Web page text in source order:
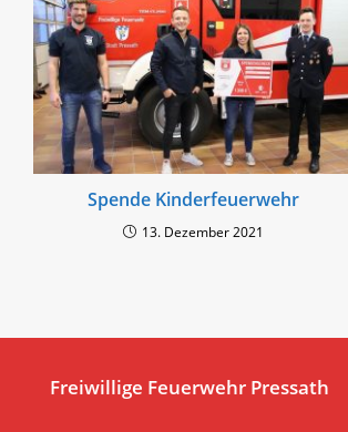
Spende Kinderfeuerwehr
13. Dezember 2021
Freiwillige Feuerwehr Pressath